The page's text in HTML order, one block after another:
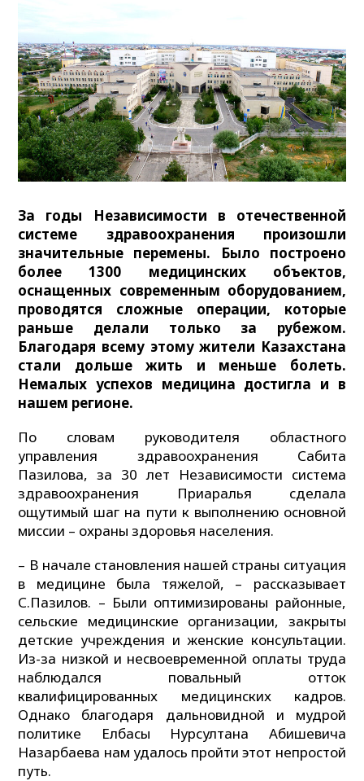
За годы Независимости в отечественной
системе здравоохранения произошли
значительные перемены. Было построено
более 1300 медицинских объектов,
оснащенных современным оборудованием,
проводятся сложные операции, которые
раньше делали только за рубежом.
Благодаря всему этому жители Казахстана
стали дольше жить и меньше болеть.
Немалых успехов медицина достигла и в
нашем регионе.
По словам руководителя областного
управления здравоохранения Сабита
Пазилова, за 30 лет Независимости система
здравоохранения Приаралья сделала
ощутимый шаг на пути к выполнению основной
миссии – охраны здоровья населения.
– В начале становления нашей страны ситуация
в медицине была тяжелой, – рассказывает
С.Пазилов. – Были оптимизированы районные,
сельские медицинские организации, закрыты
детские учреждения и женские консультации.
Из-за низкой и несвоевременной оплаты труда
наблюдался повальный отток
квалифицированных медицинских кадров.
Однако благодаря дальновидной и мудрой
политике Елбасы Нурсултана Абишевича
Назарбаева нам удалось пройти этот непростой
путь.